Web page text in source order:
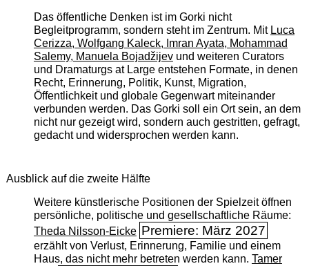
Das öffentliche Denken ist im Gorki nicht
Begleitprogramm, sondern steht im Zentrum. Mit Luca
Cerizza, Wolfgang Kaleck, Imran Ayata, Mohammad
Salemy, Manuela Bojadžijevund weiteren Curators
und Dramaturgs at Large entstehen Formate, in denen
Recht, Erinnerung, Politik, Kunst, Migration,
Öffentlichkeit und globale Gegenwart miteinander
verbunden werden. Das Gorki soll ein Ort sein, an dem
nicht nur gezeigt wird, sondern auch gestritten, gefragt,
gedacht und widersprochen werden kann.
Ausblick auf die zweite Hälfte
Weitere künstlerische Positionen der Spielzeit öffnen
persönliche, politische und gesellschaftliche Räume:
Theda Nilsson-Eicke Premiere: März 2027
erzählt von Verlust, Erinnerung, Familie und einem
Haus, das nicht mehr betreten werden kann. Tamer